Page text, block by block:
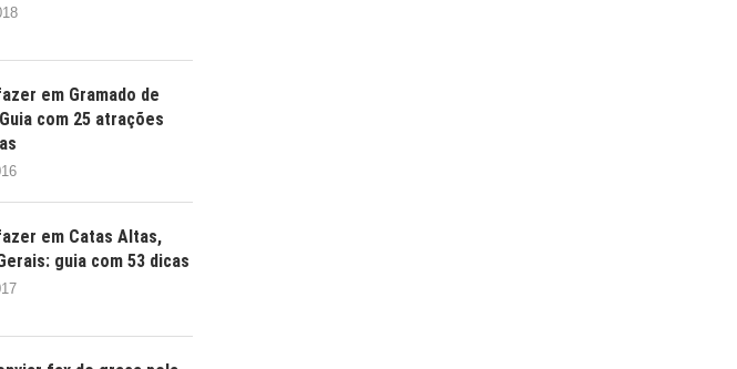
em Gramado de
com 25 atrações
em Catas Altas,
guia com 53 dicas